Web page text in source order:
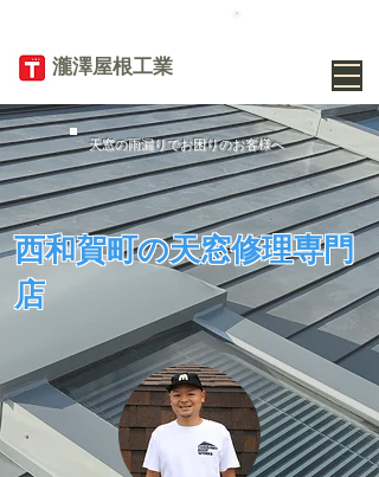
​瀧澤屋根工業
天窓の雨漏りでお困りのお客様へ
西和賀町の天窓修理専門
店